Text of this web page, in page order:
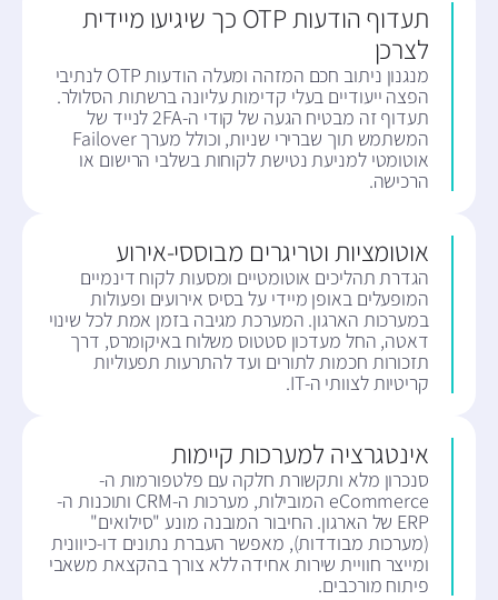
תעדוף הודעות OTP כך שיגיעו מיידית
לצרכן
מנגנון ניתוב חכם המזהה ומעלה הודעות OTP לנתיבי
הפצה ייעודיים בעלי קדימות עליונה ברשתות הסלולר.
תעדוף זה מבטיח הגעה של קודי ה-2FA לנייד של
המשתמש תוך שברירי שניות, וכולל מערך Failover
אוטומטי למניעת נטישת לקוחות בשלבי הרישום או
הרכישה.
אוטומציות וטריגרים מבוססי-אירוע
הגדרת תהליכים אוטומטיים ומסעות לקוח דינמיים
המופעלים באופן מיידי על בסיס אירועים ופעולות
במערכות הארגון. המערכת מגיבה בזמן אמת לכל שינוי
דאטה, החל מעדכון סטטוס משלוח באיקומרס, דרך
תזכורות חכמות לתורים ועד להתרעות תפעוליות
קריטיות לצוותי ה-IT.
אינטגרציה למערכות קיימות
סנכרון מלא ותקשורת חלקה עם פלטפורמות ה-
eCommerce המובילות, מערכות ה-CRM ותוכנות ה-
ERP של הארגון. החיבור המובנה מונע "סילואים"
(מערכות מבודדות), מאפשר העברת נתונים דו-כיוונית
ומייצר חוויית שירות אחידה ללא צורך בהקצאת משאבי
פיתוח מורכבים.